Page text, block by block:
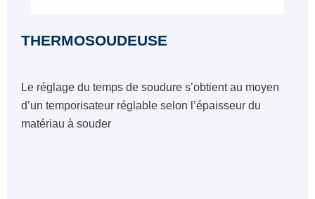
THERMOSOUDEUSE
Le réglage du temps de soudure s’obtient au moyen
d’un temporisateur réglable selon l’épaisseur du
matériau à souder